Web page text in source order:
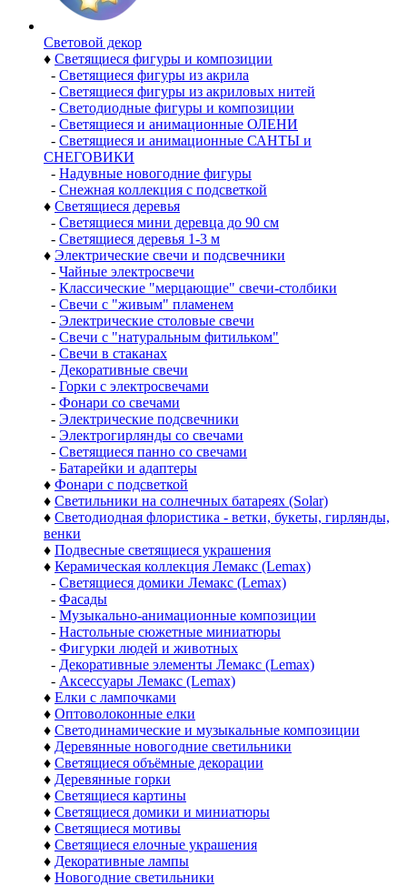
Световой декор
♦ Светящиеся фигуры и композиции
- Светящиеся фигуры из акрила
- Светящиеся фигуры из акриловых нитей
- Светодиодные фигуры и композиции
- Светящиеся и анимационные ОЛЕНИ
- Светящиеся и анимационные САНТЫ и
СНЕГОВИКИ
- Надувные новогодние фигуры
- Снежная коллекция с подсветкой
♦ Светящиеся деревья
- Светящиеся мини деревца до 90 см
- Светящиеся деревья 1-3 м
♦ Электрические свечи и подсвечники
- Чайные электросвечи
- Классические "мерцающие" свечи-столбики
- Свечи с "живым" пламенем
- Электрические столовые свечи
- Свечи с "натуральным фитильком"
- Свечи в стаканах
- Декоративные свечи
- Горки с электросвечами
- Фонари со свечами
- Электрические подсвечники
- Электрогирлянды со свечами
- Светящиеся панно со свечами
- Батарейки и адаптеры
♦ Фонари с подсветкой
♦ Светильники на солнечных батареях (Solar)
♦ Светодиодная флористика - ветки, букеты, гирлянды,
венки
♦ Подвесные светящиеся украшения
♦ Керамическая коллекция Лемакс (Lemax)
- Светящиеся домики Лемакс (Lemax)
- Фасады
- Музыкально-анимационные композиции
- Настольные сюжетные миниатюры
- Фигурки людей и животных
- Декоративные элементы Лемакс (Lemax)
- Аксессуары Лемакс (Lemax)
♦ Елки с лампочками
♦ Оптоволоконные елки
♦ Светодинамические и музыкальные композиции
♦ Деревянные новогодние светильники
♦ Светящиеся объёмные декорации
♦ Деревянные горки
♦ Светящиеся картины
♦ Светящиеся домики и миниатюры
♦ Светящиеся мотивы
♦ Светящиеся елочные украшения
♦ Декоративные лампы
♦ Новогодние светильники